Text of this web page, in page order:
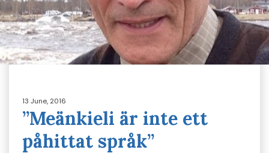
13 June, 2016
”Meänkieli är inte ett
påhittat språk”